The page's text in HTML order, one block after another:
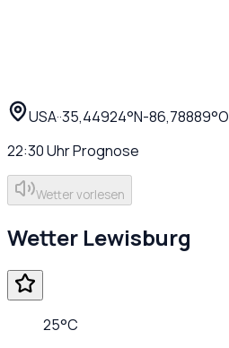
USA··35,44924°N-86,78889°O
22:30UhrPrognose
Wetter vorlesen
Wetter Lewisburg
25°C